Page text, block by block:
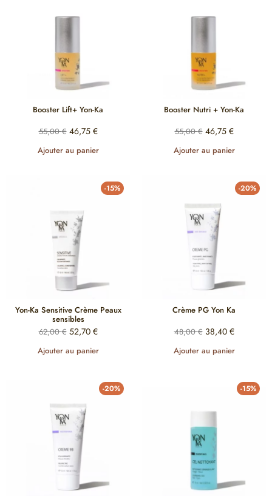
Booster Lift+ Yon-Ka
55,00€ 46,75 €
Ajouter au panier
Booster Nutri + Yon-Ka
55,00€ 46,75 €
Ajouter au panier
-15%
Yon-Ka Sensitive Crème Peaux
sensibles
62,00€ 52,70 €
Ajouter au panier
-20%
Crème PG Yon Ka
48,00€ 38,40 €
Ajouter au panier
-20% -15%